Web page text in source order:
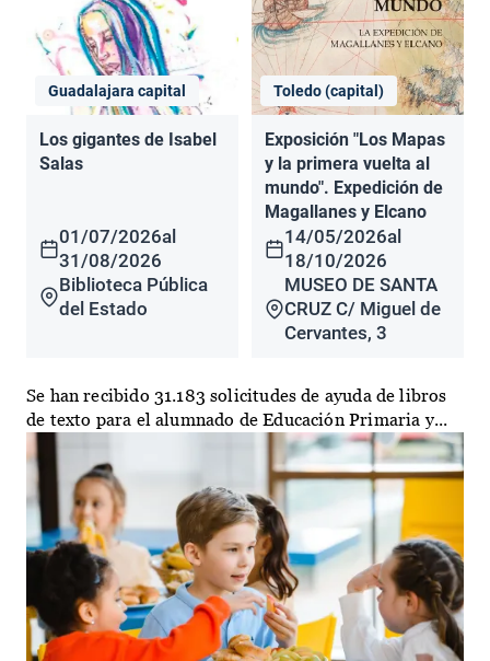
Guadalajara capital
Los gigantes de Isabel
Salas
01/07/2026al
31/08/2026
Biblioteca Pública
del Estado
Toledo (capital)
Exposición "Los Mapas
y la primera vuelta al
mundo". Expedición de
Magallanes y Elcano
14/05/2026al
18/10/2026
MUSEO DE SANTA
CRUZ C/ Miguel de
Cervantes, 3
Se han recibido 31.183 solicitudes de ayuda de libros
de texto para el alumnado de Educación Primaria y...